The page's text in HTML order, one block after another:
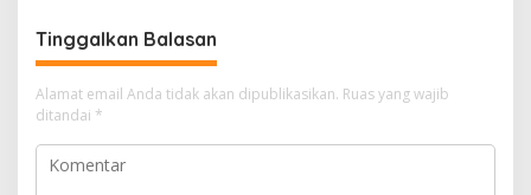
p
g
a
s
i
p
Tinggalkan Balasan
Alamat email Anda tidak akan dipublikasikan. Ruas yang wajib
ditandai *